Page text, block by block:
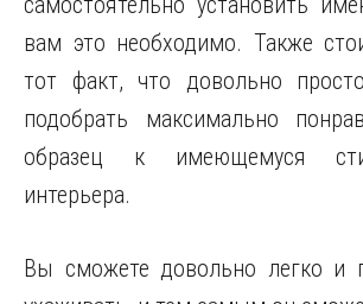
вам это необходимо. Также
тот факт, что довольно
подобрать максимально
образец к имеющемуся
интерьера.
Вы сможете довольно легко и